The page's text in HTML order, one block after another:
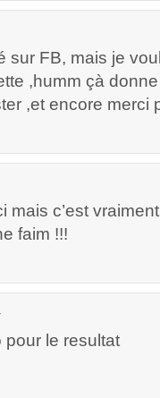
sur FB, mais je
,humm çà
,et encore merci
mais c’est
faim !!!
pour le resultat